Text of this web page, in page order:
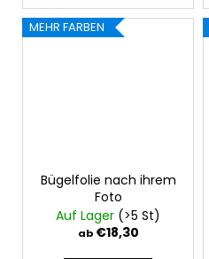
MEHR FARBEN
Bügelfolie nach ihrem
Foto
Auf Lager (>5 St)
ab€18,30